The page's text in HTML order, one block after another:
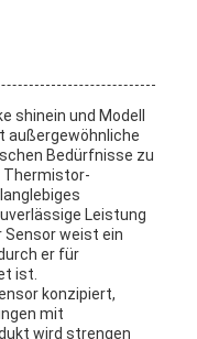
shinein und Modell
außergewöhnliche
Bedürfnisse zu
Thermistor-
Leistung
Sensor weist ein
er für
ist.
konzipiert,
mit
wird strengen